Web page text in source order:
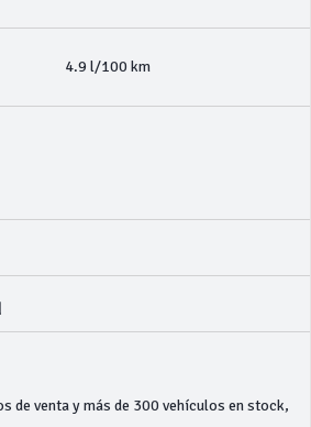
4.9 l/100 km
de venta y más de 300 vehículos en stock,